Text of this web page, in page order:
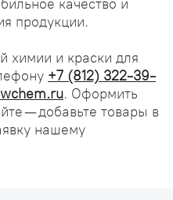
качество и
продукции.
химии и краски для
+7 (812) 322-39-
. Оформить
— добавьте товары в
нашему